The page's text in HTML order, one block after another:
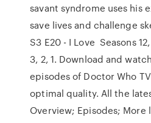
savant syndrome uses his
save lives and challenge
S3 E20 - I Love Seasons 12,
3, 2, 1. Download and
episodes of Doctor Who
optimal quality. All the
Overview; Episodes; More